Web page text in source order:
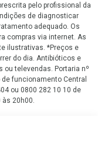
pelo profissional da
de diagnosticar
adequado. Os
compras via internet. As
ilustrativas. *Preços e
do dia. Antibióticos e
televendas. Portaria nº
funcionamento Central
ou 0800 282 10 10 de
20h00.